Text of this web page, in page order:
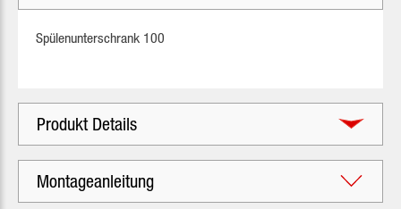
Spülenunterschrank 100
Produkt Details
Montageanleitung